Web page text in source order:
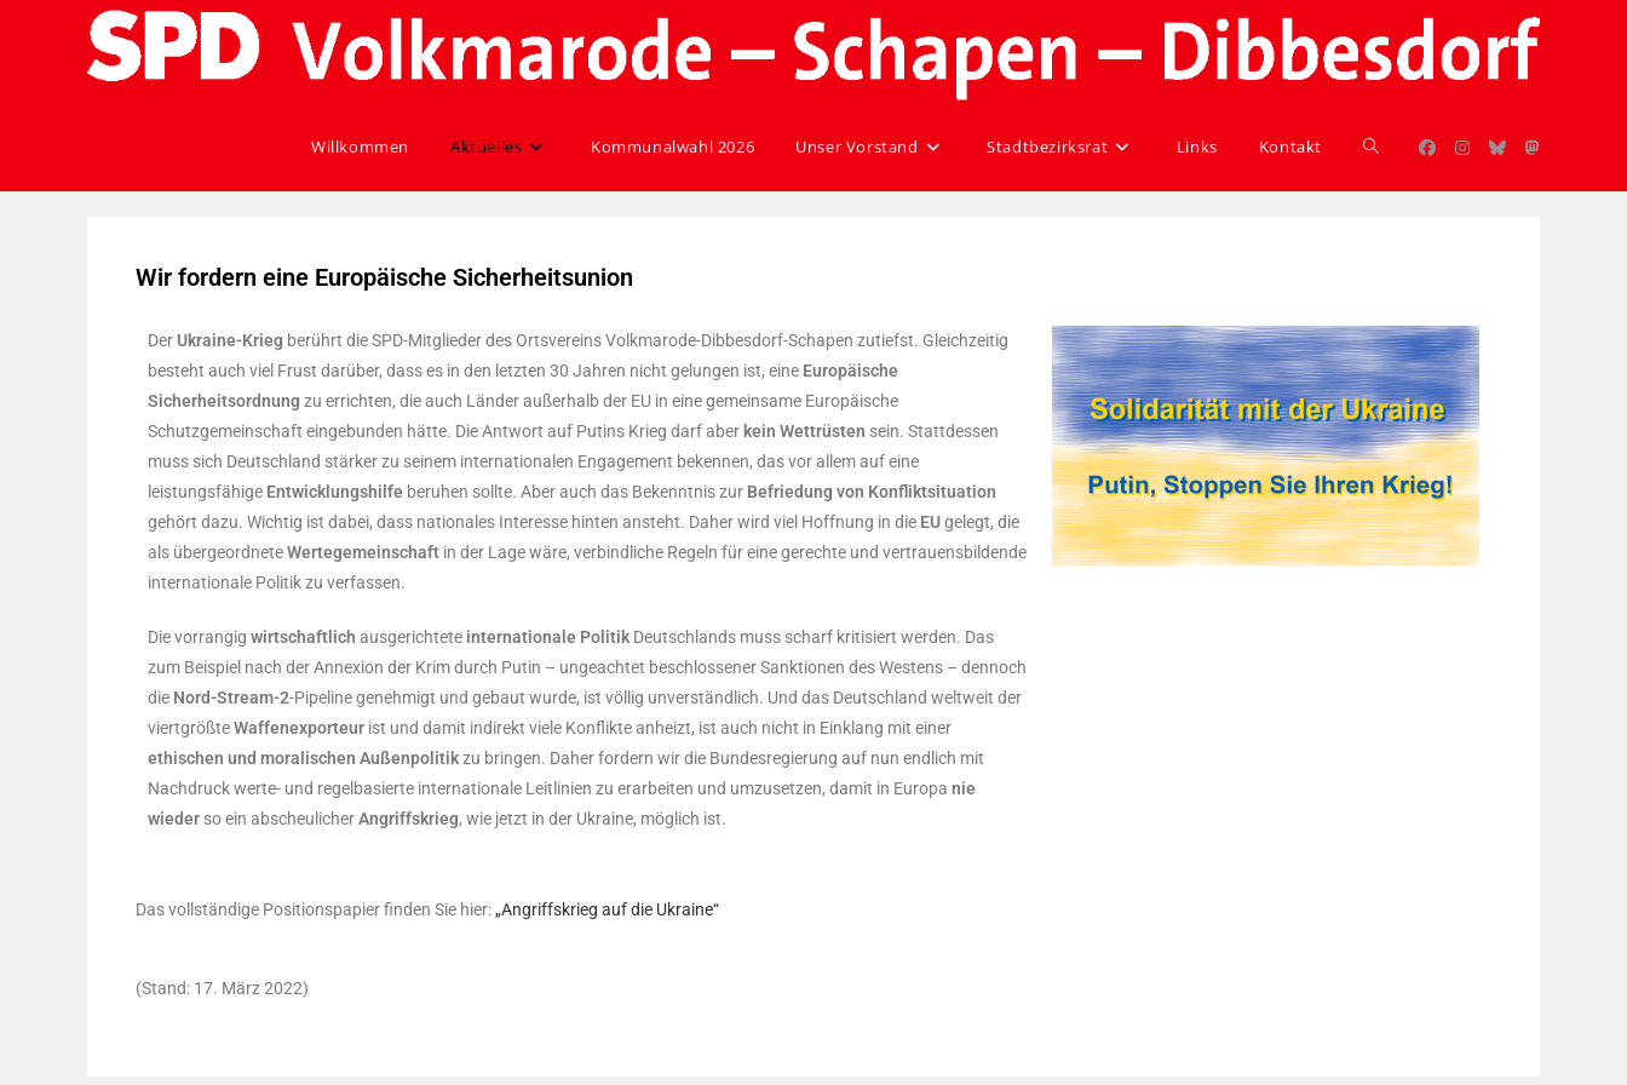
Willkommen Aktuelles Kommunalwahl 2026 Unser Vorstand Stadtbezirksrat Links Kontakt
Wir fordern eine Europäische Sicherheitsunion
Der Ukraine-Krieg berührt die SPD-Mitglieder des Ortsvereins Volkmarode-Dibbesdorf-Schapen zutiefst. Gleichzeitig
besteht auch viel Frust darüber, dass es in den letzten 30 Jahren nicht gelungen ist, eine Europäische
Sicherheitsordnung zu errichten, die auch Länder außerhalb der EU in eine gemeinsame Europäische
Schutzgemeinschaft eingebunden hätte. Die Antwort auf Putins Krieg darf aber kein Wettrüsten sein. Stattdessen
muss sich Deutschland stärker zu seinem internationalen Engagement bekennen, das vor allem auf eine
leistungsfähige Entwicklungshilfe beruhen sollte. Aber auch das Bekenntnis zur Befriedung von Konfliktsituation
gehört dazu. Wichtig ist dabei, dass nationales Interesse hinten ansteht. Daher wird viel Hoffnung in die EUgelegt, die
als übergeordneteWertegemeinschaft in der Lage wäre, verbindliche Regeln für eine gerechte und vertrauensbildende
internationale Politik zu verfassen.
Die vorrangig wirtschaftlich ausgerichtete internationale Politik Deutschlands muss scharf kritisiert werden. Das
zum Beispiel nach der Annexion der Krim durch Putin – ungeachtet beschlossener Sanktionen des Westens – dennoch
die Nord-Stream-2-Pipeline genehmigt und gebaut wurde, ist völlig unverständlich. Und das Deutschland weltweit der
viertgrößteWaffenexporteur ist und damit indirekt viele Konflikte anheizt, ist auch nicht in Einklang mit einer
ethischen und moralischen Außenpolitikzu bringen. Daher fordern wir die Bundesregierung auf nun endlich mit
Nachdruck werte- und regelbasierte internationale Leitlinien zu erarbeiten und umzusetzen, damit in Europa nie
wieder so ein abscheulicherAngriffskrieg, wie jetzt in der Ukraine, möglich ist.
Das vollständige Positionspapier finden Sie hier: „Angriffskrieg auf die Ukraine“
(Stand: 17. März 2022)